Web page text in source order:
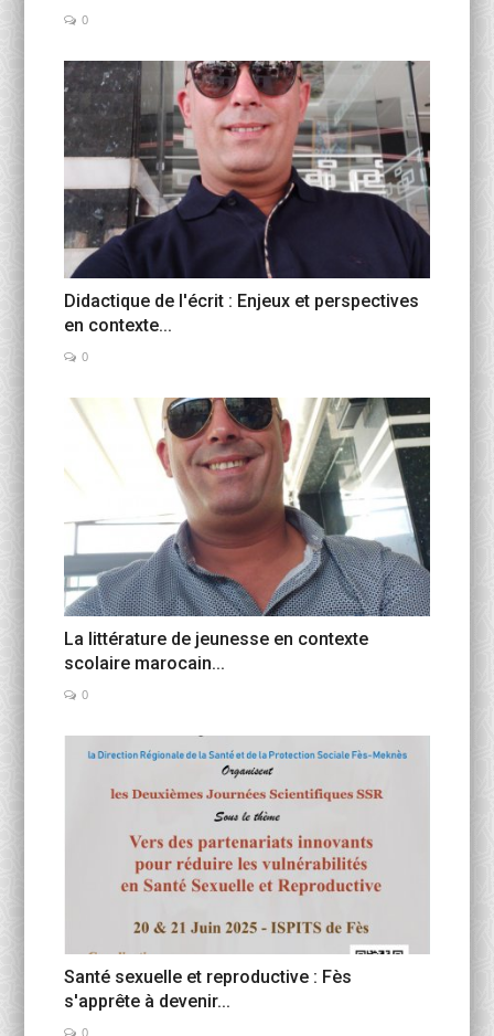
0
Didactique de l'écrit : Enjeux et perspectives
en contexte...
0
La littérature de jeunesse en contexte
scolaire marocain...
0
Santé sexuelle et reproductive : Fès
s'apprête à devenir...
0